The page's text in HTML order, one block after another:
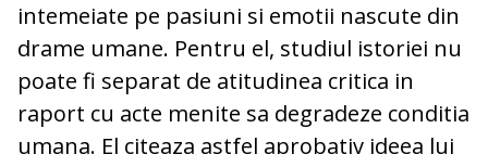
intemeiate pe pasiuni si emotii nascute din
drame umane. Pentru el, studiul istoriei nu
poate fi separat de atitudinea critica in
raport cu acte menite sa degradeze conditia
umana. El citeaza astfel aprobativ ideea lui